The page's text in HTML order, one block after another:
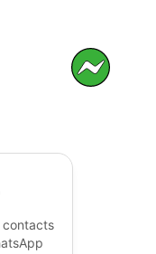
contacts